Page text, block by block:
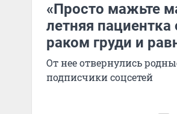
«Просто мажьте
летняя пациентка
раком груди и
От нее отвернулись
подписчики соцсетей